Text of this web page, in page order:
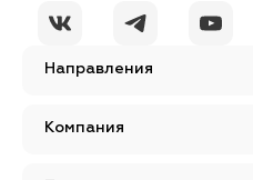
Направления
Компания